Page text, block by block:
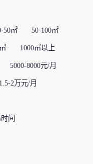
50㎡ 50-100㎡
1000㎡以上
5000-8000元/月
1.5-2万元/月
间